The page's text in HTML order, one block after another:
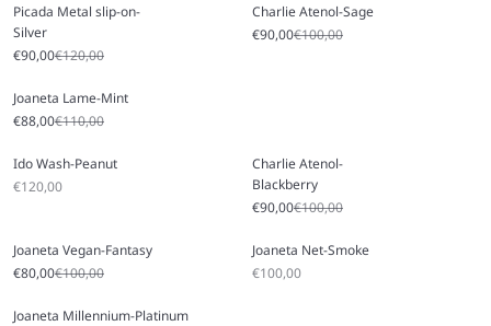
Picada Metal slip-on-
Silver
Prix soldé
€90,00Prix régulier
€120,00
Charlie Atenol-Sage
Prix soldé
€90,00Prix régulier
€100,00
Joaneta Lame-Mint
Prix soldé
€88,00Prix régulier
€110,00
Ido Wash-Peanut
Prix soldé
€120,00
Charlie Atenol-
Blackberry
Prix soldé
€90,00Prix régulier
€100,00
Joaneta Vegan-Fantasy
Prix soldé
€80,00Prix régulier
€100,00
Joaneta Net-Smoke
Prix soldé
€100,00
Joaneta Millennium-Platinum